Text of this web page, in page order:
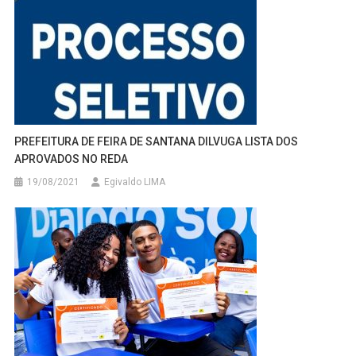
PREFEITURA DE FEIRA DE SANTANA DILVUGA LISTA DOS
APROVADOS NO REDA
19/08/2021 Egivaldo LIMA